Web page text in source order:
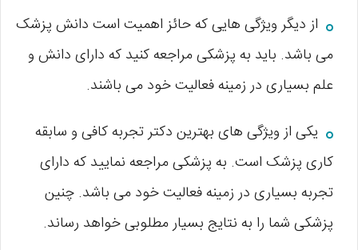
از دیگر ویژگی هایی که حائز اهمیت است دانش پزشک
می باشد. باید به پزشکی مراجعه کنید که دارای دانش و
علم بسیاری در زمینه فعالیت خود می باشند.
یکی از ویژگی های بهترین دکتر تجربه کافی و سابقه
کاری پزشک است. به پزشکی مراجعه نمایید که دارای
تجربه بسیاری در زمینه فعالیت خود می باشد. چنین
پزشکی شما را به نتایج بسیار مطلوبی خواهد رساند.